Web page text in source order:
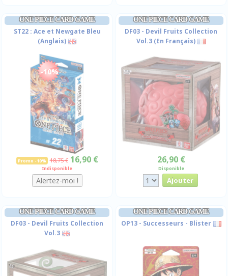
ONE PIECE CARD GAME
ST22 : Ace et Newgate Bleu
(Anglais)
-10%
Promo -10% 18,75 € 16,90 €
Indisponible
ONE PIECE CARD GAME
DF03 - Devil Fruits Collection
Vol.3 (En Français)
26,90 €
Disponible
ONE PIECE CARD GAME
DF03 - Devil Fruits Collection
Vol.3
ONE PIECE CARD GAME
OP13 - Successeurs - Blister